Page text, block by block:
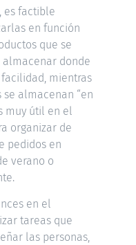
es factible
en función
que se
almacenar donde
mientras
almacenan “en
muy útil en el
organizar de
pedidos en
verano o
en el
tareas que
las personas,